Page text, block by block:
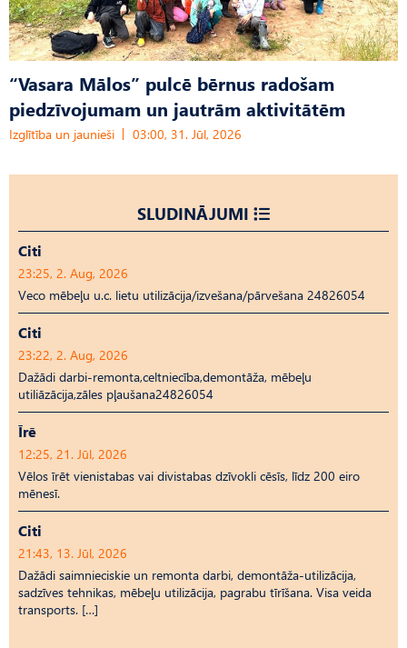
“Vasara Mālos” pulcē bērnus radošam
piedzīvojumam un jautrām aktivitātēm
Izglītība un jaunieši 03:00, 31. Jūl, 2026
SLUDINĀJUMI
Citi
23:25, 2. Aug, 2026
Veco mēbeļu u.c. lietu utilizācija/izvešana/pārvešana 24826054
Citi
23:22, 2. Aug, 2026
Dažādi darbi-remonta,celtniecība,demontāža, mēbeļu
utiliāzācija,zāles pļaušana24826054
Īrē
12:25, 21. Jūl, 2026
Vēlos īrēt vienistabas vai divistabas dzīvokli cēsīs, līdz 200 eiro
mēnesī.
Citi
21:43, 13. Jūl, 2026
Dažādi saimnieciskie un remonta darbi, demontāža-utilizācija,
sadzīves tehnikas, mēbeļu utilizācija, pagrabu tīrīšana. Visa veida
transports. […]